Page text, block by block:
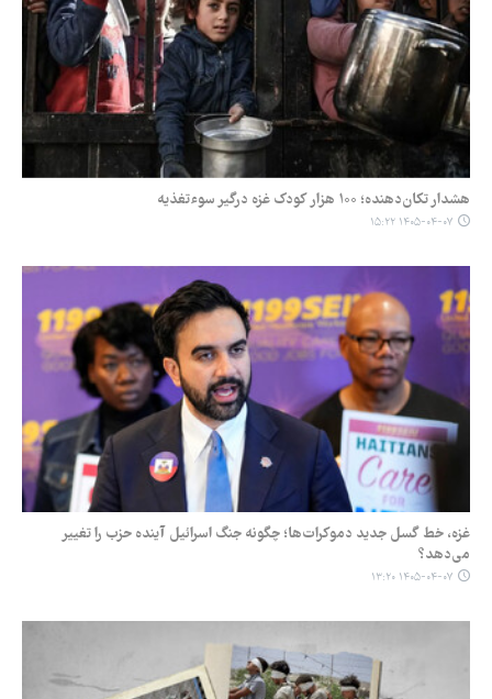
هشدار تکان‌دهنده؛ ۱۰۰ هزار کودک غزه درگیر سوءتغذیه
۱۴۰۵-۰۴-۰۷ ۱۵:۲۲
غزه، خط گسل جدید دموکرات‌ها؛ چگونه جنگ اسرائیل آینده حزب را تغییر
می‌دهد؟
۱۴۰۵-۰۴-۰۷ ۱۳:۲۰